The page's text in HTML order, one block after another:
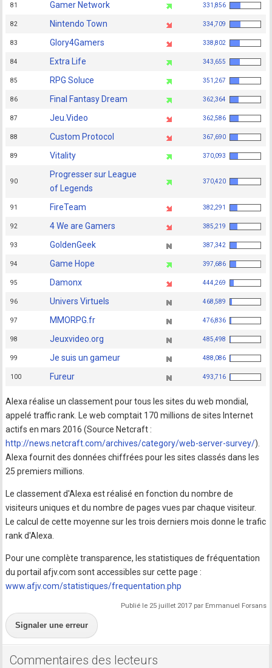
81 Gamer Network 331,856
82 Nintendo Town 334,709
83 Glory4Gamers 338,802
84 Extra Life 343,655
85 RPG Soluce 351,267
86 Final Fantasy Dream 362,364
87 Jeu.Video 362,586
88 Custom Protocol 367,690
89 Vitality 370,093
90
Progresser sur League
of Legends
370,420
91 FireTeam 382,291
92 4 We are Gamers 385,219
93 GoldenGeek 387,342
94 Game Hope 397,686
95 Damonx 444,269
96 Univers Virtuels 468,589
97 MMORPG.fr 476,836
98 Jeuxvideo.org 485,498
99 Je suis un gameur 488,086
100 Fureur 493,716
Alexa réalise un classement pour tous les sites du web mondial,
appelé traffic rank. Le web comptait 170 millions de sites Internet
actifs en mars 2016 (Source Netcraft :
http://news.netcraft.com/archives/category/web-server-survey/).
Alexa fournit des données chiffrées pour les sites classés dans les
25 premiers millions.
Le classement d'Alexa est réalisé en fonction du nombre de
visiteurs uniques et du nombre de pages vues par chaque visiteur.
Le calcul de cette moyenne sur les trois derniers mois donne le trafic
rank d'Alexa.
Pour une complète transparence, les statistiques de fréquentation
du portail afjv.com sont accessibles sur cette page :
www.afjv.com/statistiques/frequentation.php
Publié le 25 juillet 2017 par Emmanuel Forsans
Signaler une erreur
Commentaires des lecteurs